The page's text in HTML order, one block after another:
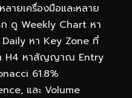
ายเครื่องมือและหลาย
ดู Weekly Chart หา
หา Key Zone ที่
า H4 หาสัญญาณ Entry
61.8%
และ Volume